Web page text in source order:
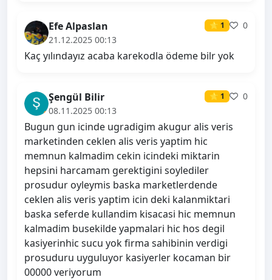
Efe Alpaslan ⭐ 1
0
21.12.2025 00:13
Kaç yılındayız acaba karekodla ödeme bilr yok
Şengül Bilir ⭐ 1
0
08.11.2025 00:13
Bugun gun icinde ugradigim akugur alis veris
marketinden ceklen alis veris yaptim hic
memnun kalmadim cekin icindeki miktarin
hepsini harcamam gerektigini soylediler
prosudur oyleymis baska marketlerdende
ceklen alis veris yaptim icin deki kalanmiktari
baska seferde kullandim kisacasi hic memnun
kalmadim busekilde yapmalari hic hos degil
kasiyerinhic sucu yok firma sahibinin verdigi
prosuduru uyguluyor kasiyerler kocaman bir
00000 veriyorum